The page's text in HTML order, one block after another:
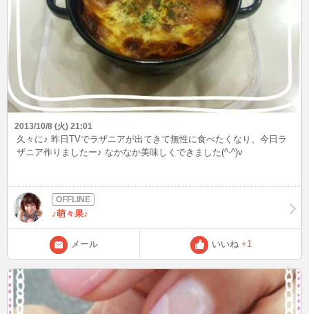
2013/10/8 (火) 21:01
久々に♪ 昨日TVでラザニアが出てきて無性に食べたくなり、今日ラ
ザニア作りましたー♪ なかなか美味しくできました(^-^)v
♪萌々果♪
メール いいね +1